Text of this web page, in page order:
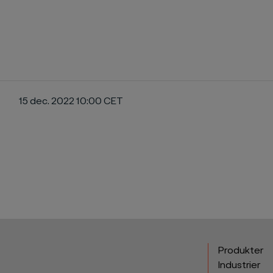
15 dec. 2022 10:00 CET
Produkter
Industrier